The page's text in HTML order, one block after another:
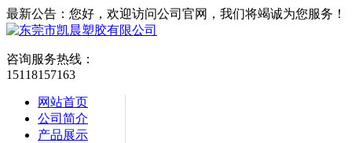
最新公告：您好，欢迎访问公司官网，我们将竭诚为您服务！
咨询服务热线：
15118157163
网站首页
公司简介
产品展示